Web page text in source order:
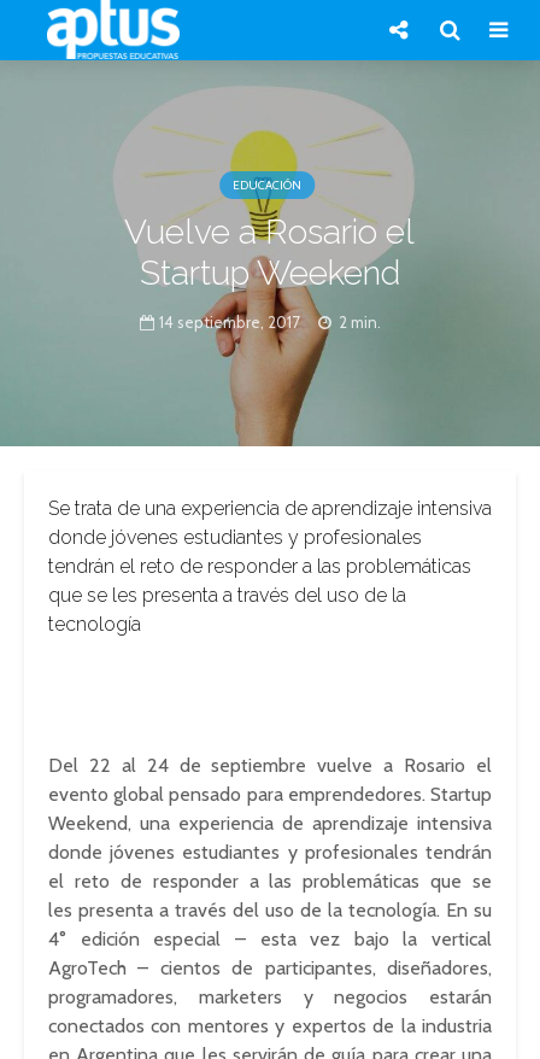
EDUCACIÓN
Vuelve a Rosario el
Startup Weekend
14 septiembre, 2017 2 min.
Se trata de una experiencia de aprendizaje intensiva
donde jóvenes estudiantes y profesionales
tendrán el reto de responder a las problemáticas
que se les presenta a través del uso de la
tecnología
Del 22 al 24 de septiembre vuelve a Rosario el
evento global pensado para emprendedores. Startup
Weekend, una experiencia de aprendizaje intensiva
donde jóvenes estudiantes y profesionales tendrán
el reto de responder a las problemáticas que se
les presenta a través del uso de la tecnología. En su
4° edición especial – esta vez bajo la vertical
AgroTech – cientos de participantes, diseñadores,
programadores, marketers y negocios estarán
conectados con mentores y expertos de la industria